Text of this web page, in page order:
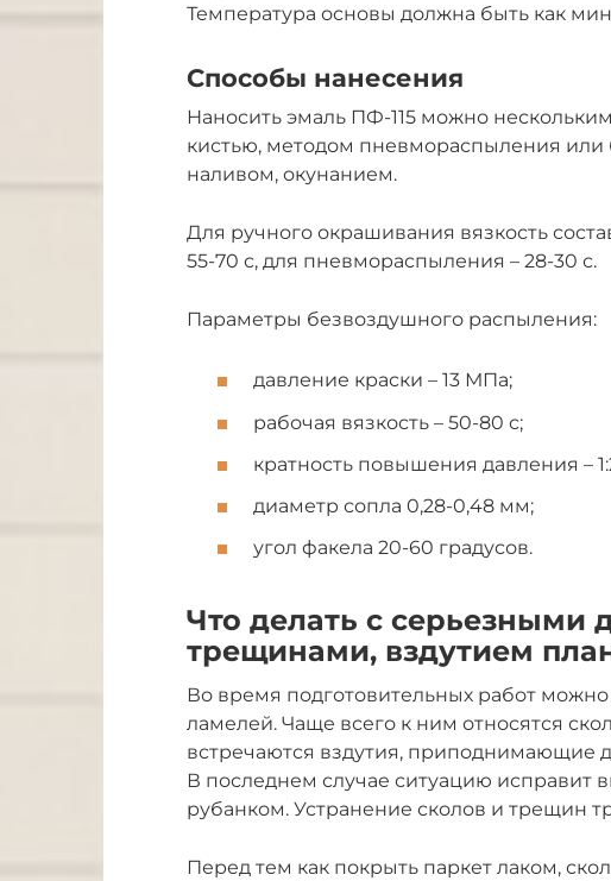
Температура основы должна быть как
Способы нанесения
Наносить эмаль ПФ-115 можно
кистью, методом пневмораспыления
наливом, окунанием.
Для ручного окрашивания вязкость
55-70 с, для пневмораспыления – 28-30 с.
Параметры безвоздушного распыления:
давление краски – 13 МПа;
рабочая вязкость – 50-80 с;
кратность повышения давления –
диаметр сопла 0,28-0,48 мм;
угол факела 20-60 градусов.
Что делать с серьезными
трещинами, вздутием
Во время подготовительных работ
ламелей. Чаще всего к ним относятся
встречаются вздутия, приподнимающие
В последнем случае ситуацию исправит
рубанком. Устранение сколов и трещин
Перед тем как покрыть паркет лаком,